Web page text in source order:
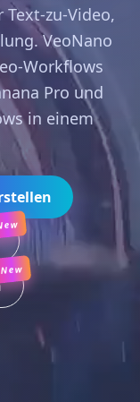
zu-Video,
VeoNano
Workflows
Pro und
in einem
New